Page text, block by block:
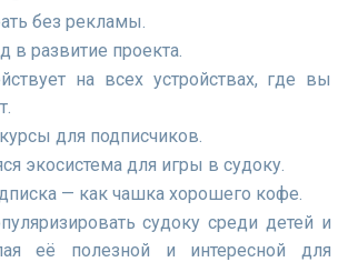
без рекламы.
в развитие проекта.
на всех устройствах, где вы
для подписчиков.
экосистема для игры в судоку.
— как чашка хорошего кофе.
судоку среди детей и
её полезной и интересной для